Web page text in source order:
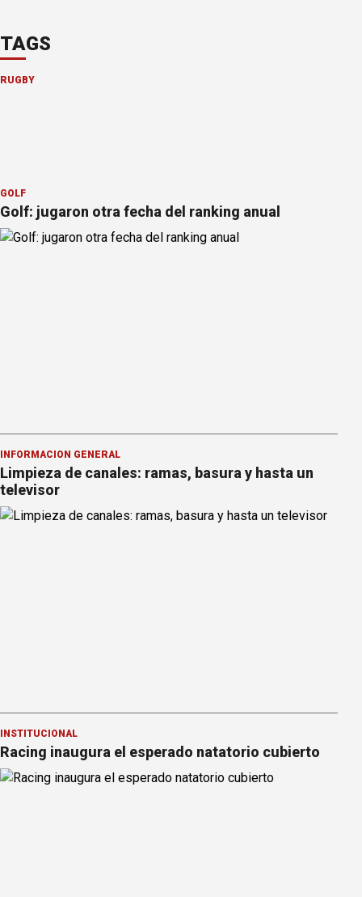
TAGS
RUGBY
GOLF
Golf: jugaron otra fecha del ranking anual
INFORMACION GENERAL
Limpieza de canales: ramas, basura y hasta un
televisor
INSTITUCIONAL
Racing inaugura el esperado natatorio cubierto